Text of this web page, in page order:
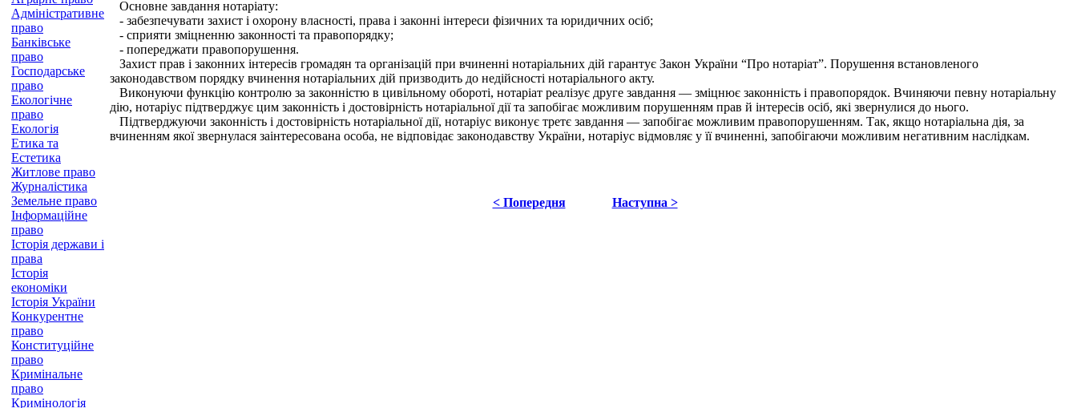
Адміністративне
право
Банківське
право
Господарське
право
Екологічне
право
Екологія
Етика та
Естетика
Житлове право
Журналістика
Земельне право
Інформаційне
право
Історія держави і
права
Історія
економіки
Історія України
Конкурентне
право
Конституційне
право
Кримінальне
право
Кримінологія
Основне завдання нотаріату:
- забезпечувати захист і охорону власності, права і законні інтереси фізичних та юридичних осіб;
- сприяти зміцненню законності та правопорядку;
- попереджати правопорушення.
Захист прав і законних інтересів громадян та організацій при вчиненні нотаріальних дій гарантує Закон України “Про нотаріат”. Порушення встановленого
законодавством порядку вчинення нотаріальних дій призводить до недійсності нотаріального акту.
Виконуючи функцію контролю за законністю в цивільному обороті, нотаріат реалізує друге завдання — зміцнює законність і правопорядок. Вчиняючи певну нотаріальну
дію, нотаріус підтверджує цим законність і достовірність нотаріальної дії та запобігає можливим порушенням прав й інтересів осіб, які звернулися до нього.
Підтверджуючи законність і достовірність нотаріальної дії, нотаріус виконує третє завдання — запобігає можливим правопорушенням. Так, якщо нотаріальна дія, за
вчиненням якої звернулася заінтересована особа, не відповідає законодавству України, нотаріус відмовляє у її вчиненні, запобігаючи можливим негативним наслідкам.
< Попередня Наступна >